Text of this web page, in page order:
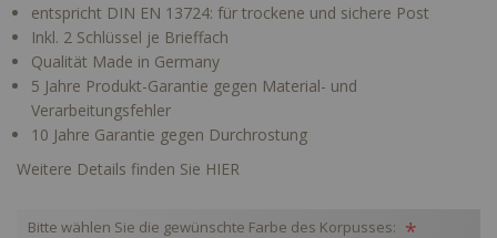
entspricht DIN EN 13724: für trockene und sichere Post
Inkl. 2 Schlüssel je Brieffach
Qualität Made in Germany
5 Jahre Produkt-Garantie gegen Material- und
Verarbeitungsfehler
10 Jahre Garantie gegen Durchrostung
Weitere Details finden Sie HIER
Bitte wählen Sie die gewünschte Farbe des Korpusses: